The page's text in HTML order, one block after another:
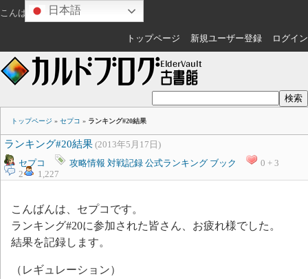
こんばんは ゲスト さん
トップページ 新規ユーザー登録 ログイン
トップページ » セプコ » ランキング#20結果
ランキング#20結果 (2013年5月17日)
セプコ
攻略情報 対戦記録 公式ランキング ブック
0 + 3
2
1,227
こんばんは、セプコです。
ランキング#20に参加された皆さん、お疲れ様でした。
結果を記録します。
（レギュレーション）
日本語